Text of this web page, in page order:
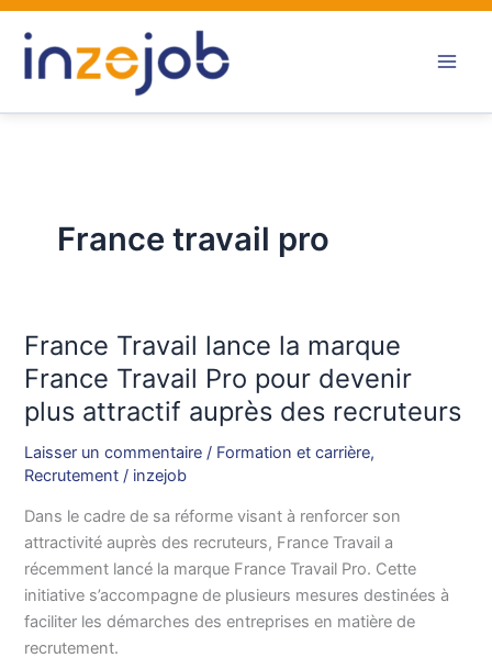
Aller
contenu
France travail pro
France Travail lance la marque
France Travail Pro pour devenir
plus attractif auprès des recruteurs
Laisser un commentaire / Formation et carrière,
Recrutement / inzejob
Dans le cadre de sa réforme visant à renforcer son
attractivité auprès des recruteurs, France Travail a
récemment lancé la marque France Travail Pro. Cette
initiative s’accompagne de plusieurs mesures destinées à
faciliter les démarches des entreprises en matière de
recrutement.
France
Travail
lance
la
marque
France
Pro
pour
devenir
plus
attractif
auprès